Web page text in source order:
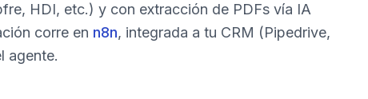
HDI, etc.) y con extracción de PDFs vía IA
corre en n8n, integrada a tu CRM (Pipedrive,
agente.